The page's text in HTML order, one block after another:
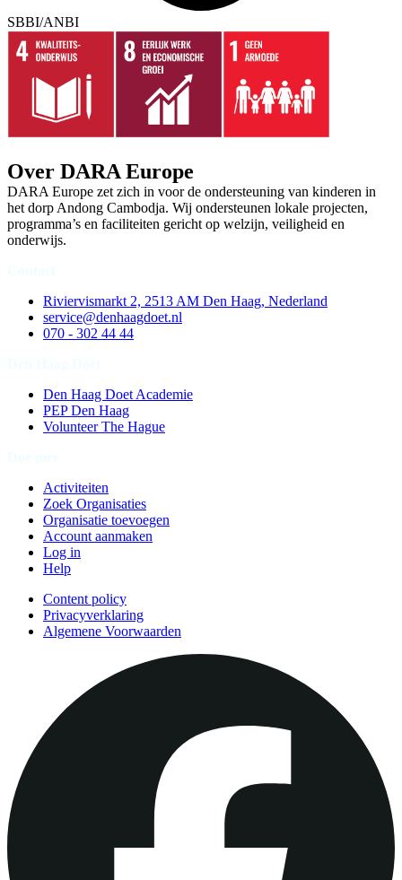
SBBI/ANBI
Over DARA Europe
DARA Europe zet zich in voor de ondersteuning van kinderen in
het dorp Andong Cambodja. Wij ondersteunen lokale projecten,
programma’s en faciliteiten gericht op welzijn, veiligheid en
onderwijs.
Riviervismarkt 2, 2513 AM Den Haag, Nederland
service@denhaagdoet.nl
070 - 302 44 44
Den Haag Doet Academie
PEP Den Haag
Volunteer The Hague
Activiteiten
Zoek Organisaties
Organisatie toevoegen
Account aanmaken
Log in
Help
Content policy
Privacyverklaring
Algemene Voorwaarden